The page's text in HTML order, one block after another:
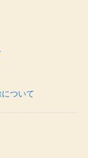
ついて